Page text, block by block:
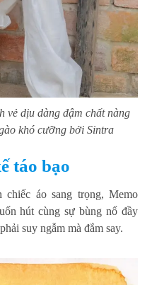
vẻ dịu dàng đậm chất nàng
khó cưỡng bởi Sintra
táo bạo
áo sang trọng, Memo
hút cùng sự bùng nổ đầy
suy ngẫm mà đắm say.